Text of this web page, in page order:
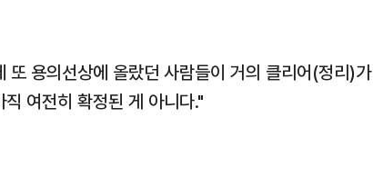
용의선상에 올랐던 사람들이 거의 클리어(정리)가
여전히 확정된 게 아니다."